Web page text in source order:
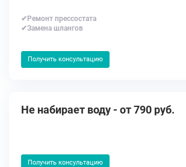
✔Ремонт прессостата
✔Замена шлангов
Получить консультацию
Не набирает воду - от 790 руб.
Получить консультацию